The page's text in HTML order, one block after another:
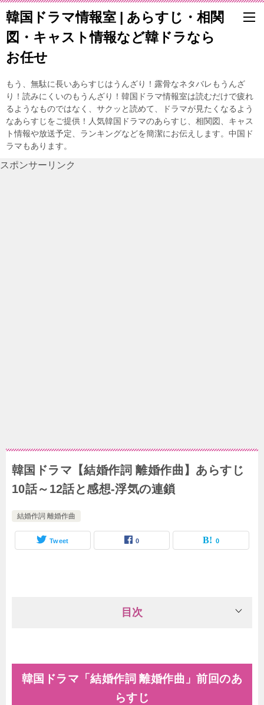
韓国ドラマ情報室 | あらすじ・相関
図・キャスト情報など韓ドラなら
お任せ
もう、無駄に長いあらすじはうんざり！露骨なネタバレもうんざ
り！読みにくいのもうんざり！韓国ドラマ情報室は読むだけで疲れ
るようなものではなく、サクッと読めて、ドラマが見たくなるよう
なあらすじをご提供！人気韓国ドラマのあらすじ、相関図、キャス
ト情報や放送予定、ランキングなどを簡潔にお伝えします。中国ド
ラマもあります。
スポンサーリンク
韓国ドラマ【結婚作詞 離婚作曲】あらすじ
10話～12話と感想-浮気の連鎖
結婚作詞 離婚作曲
Tweet 0 0
目次
韓国ドラマ「結婚作詞 離婚作曲」前回のあ
らすじ